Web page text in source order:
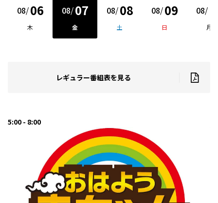
08/06
木
08/07
金
08/08
土
08/09
日
08/
月
レギュラー番組表を見る
5:00 - 8:00